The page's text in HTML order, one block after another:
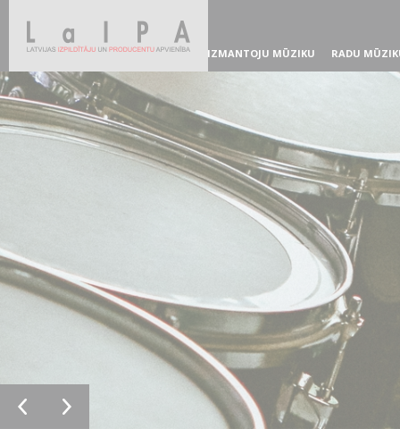
IZMANTOJU MŪZIKU RADU